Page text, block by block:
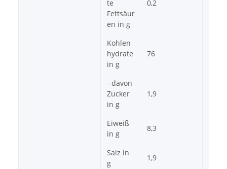
te
Fettsäur
en in g
0,2
Kohlen
hydrate
in g
76
- davon
Zucker
in g
1,9
Eiweiß
in g
8,3
Salz in
g
1,9